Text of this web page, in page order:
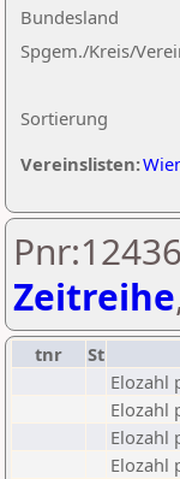
Sortierung
Bundesland
Spgem./Kreis/
Vereinslisten:
Zeitreihe
tnr St
Elozahl
Elozahl
Elozahl
Elozahl